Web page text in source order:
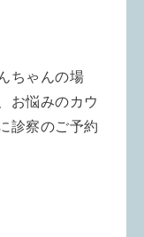
ちゃんの場
お悩みのカウ
診察のご予約